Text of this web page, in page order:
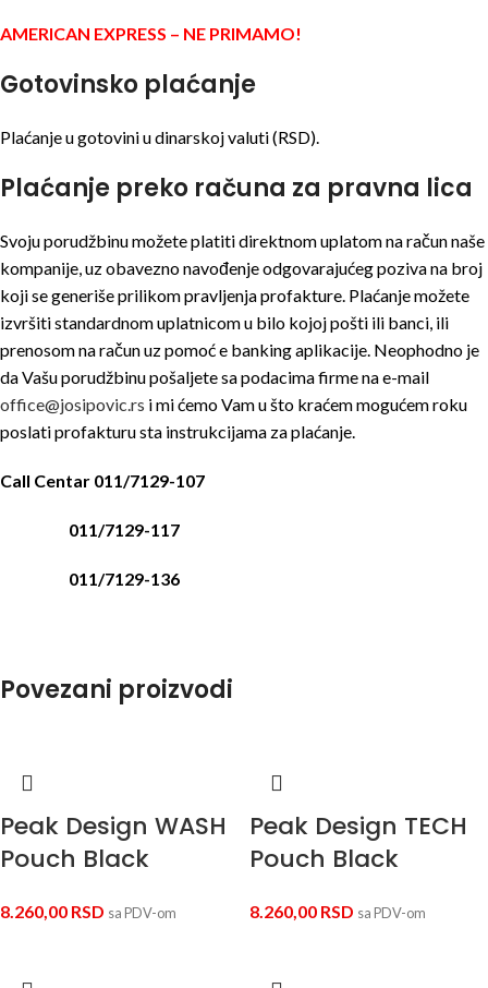
AMERICAN EXPRESS – NE PRIMAMO!
Gotovinsko plaćanje
Plaćanje u gotovini u dinarskoj valuti (RSD).
Plaćanje preko računa za pravna lica
Svoju porudžbinu možete platiti direktnom uplatom na račun naše
kompanije, uz obavezno navođenje odgovarajućeg poziva na broj
koji se generiše prilikom pravljenja profakture. Plaćanje možete
izvršiti standardnom uplatnicom u bilo kojoj pošti ili banci, ili
prenosom na račun uz pomoć e banking aplikacije. Neophodno je
da Vašu porudžbinu pošaljete sa podacima firme na e-mail
office@josipovic.rs i mi ćemo Vam u što kraćem mogućem roku
poslati profakturu sta instrukcijama za plaćanje.
Call Centar 011/7129-107
011/7129-117
011/7129-136
Povezani proizvodi
Peak Design WASH
Pouch Black
8.260,00 RSD sa PDV-om
Peak Design TECH
Pouch Black
8.260,00 RSD sa PDV-om